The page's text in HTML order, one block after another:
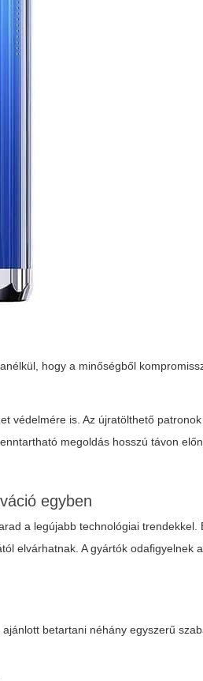
hogy a minőségből
védelmére is. Az újratölthető
megoldás hosszú távon
egyben
a legújabb technológiai
elvárhatnak. A gyártók odafigyelnek
betartani néhány egyszerű